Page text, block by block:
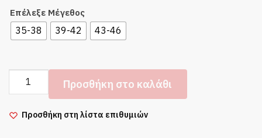
Επέλεξε Μέγεθος
35-38 39-42 43-46
Ημίκοντες
Προσθήκη στο καλάθι
Προσθήκη στη λίστα επιθυμιών